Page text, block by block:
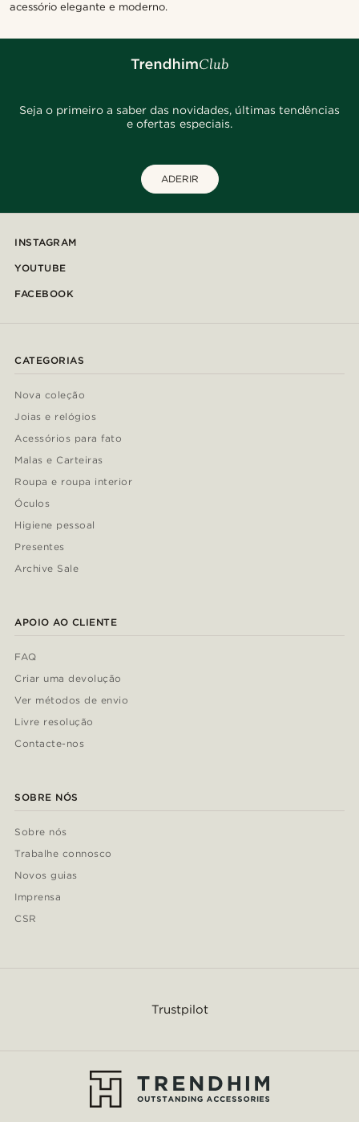
acessório elegante e moderno.
Seja o primeiro a saber das novidades, últimas tendências
e ofertas especiais.
ADERIR
INSTAGRAM
YOUTUBE
FACEBOOK
CATEGORIAS
Nova coleção
Joias e relógios
Acessórios para fato
Malas e Carteiras
Roupa e roupa interior
Óculos
Higiene pessoal
Presentes
Archive Sale
APOIO AO CLIENTE
FAQ
Criar uma devolução
Ver métodos de envio
Livre resolução
Contacte-nos
SOBRE NÓS
Sobre nós
Trabalhe connosco
Novos guias
Imprensa
CSR
Trustpilot